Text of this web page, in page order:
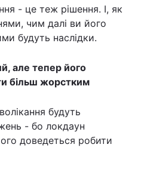
- це теж рішення. І, як
чим далі ви його
будуть наслідки.
але тепер його
більш жорстким
будуть
- бо локдаун
доведеться робити